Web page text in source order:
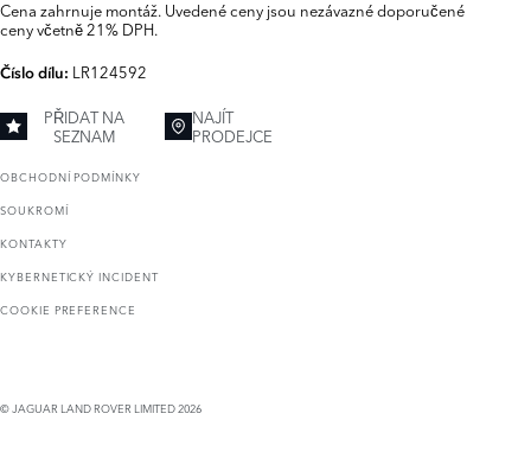
Cena zahrnuje montáž. Uvedené ceny jsou nezávazné doporučené
ceny včetně 21% DPH.
Číslo dílu: LR124592
PŘIDAT NA
SEZNAM
NAJÍT
PRODEJCE
OBCHODNÍ PODMÍNKY
SOUKROMÍ
KONTAKTY
KYBERNETICKÝ INCIDENT
COOKIE PREFERENCE
© JAGUAR LAND ROVER LIMITED 2026